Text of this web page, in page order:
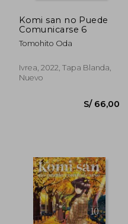
Komi san no Puede
Comunicarse 6
Tomohito Oda
Ivrea, 2022, Tapa Blanda,
Nuevo